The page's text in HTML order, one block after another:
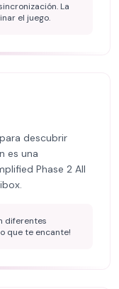
La
el juego.
descubrir
es una
Phase 2 All
diferentes
que te encante!